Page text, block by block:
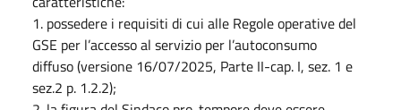
1. possedere i requisiti di cui alle Regole operative del
GSE per l’accesso al servizio per l’autoconsumo
diffuso (versione 16/07/2025, Parte II-cap. I, sez. 1 e
sez.2 p. 1.2.2);